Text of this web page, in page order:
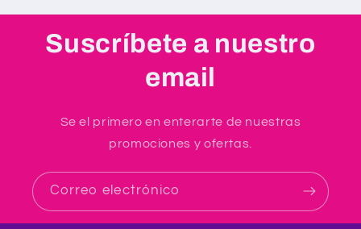
Suscríbete a nuestro
email
Se el primero en enterarte de nuestras
promociones y ofertas.
Correo electrónico